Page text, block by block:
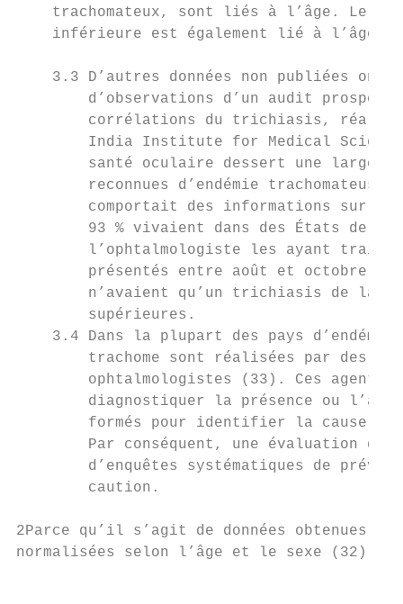
trachomateux, sont liés à l’âge. Le
    inférieure est également lié à l’âge.)
3.3 D’autres données non publiées ont
d’observations d’un audit
corrélations du trichiasis,
India Institute for Medical
santé oculaire dessert une large
reconnues d’endémie trachomateuse
comportait des informations sur
93 % vivaient dans des États de
l’ophtalmologiste les ayant
présentés entre août et octobre
n’avaient qu’un trichiasis de la
        supérieures.
3.4 Dans la plupart des pays
trachome sont réalisées par des
ophtalmologistes (33). Ces agents
diagnostiquer la présence ou
formés pour identifier la cause
Par conséquent, une évaluation
d’enquêtes systématiques de
        caution.
2Parce qu’il s’agit de données obtenues
normalisées selon l’âge et le sexe (32)